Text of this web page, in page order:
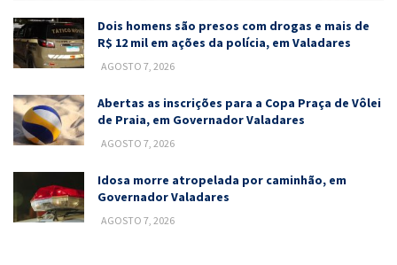
Dois homens são presos com drogas e mais de
R$ 12 mil em ações da polícia, em Valadares
AGOSTO 7, 2026
Abertas as inscrições para a Copa Praça de Vôlei
de Praia, em Governador Valadares
AGOSTO 7, 2026
Idosa morre atropelada por caminhão, em
Governador Valadares
AGOSTO 7, 2026